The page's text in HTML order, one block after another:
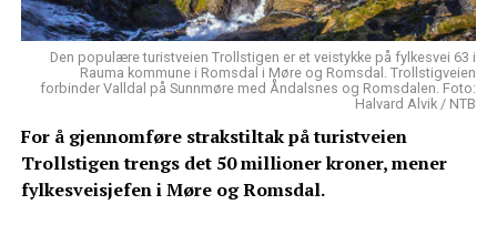
Den populære turistveien Trollstigen er et veistykke på fylkesvei 63 i
Rauma kommune i Romsdal i Møre og Romsdal. Trollstigveien
forbinder Valldal på Sunnmøre med Åndalsnes og Romsdalen. Foto:
Halvard Alvik / NTB
For å gjennomføre strakstiltak på turistveien
Trollstigen trengs det 50 millioner kroner, mener
fylkesveisjefen i Møre og Romsdal.